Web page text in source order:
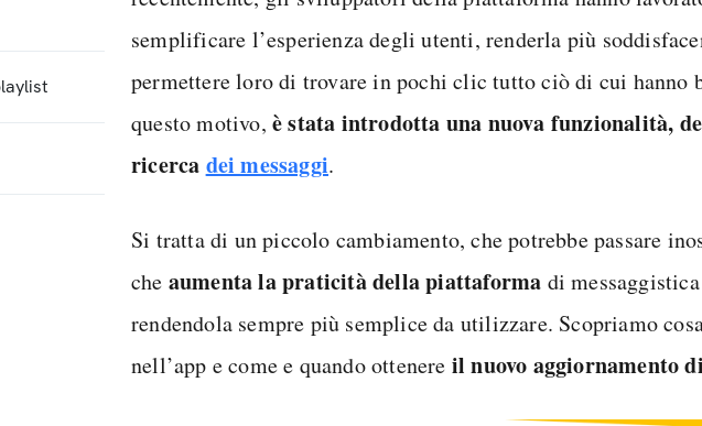
semplificare l’esperienza degli utenti, renderla più
permettere loro di trovare in pochi clic tutto ciò di cui hanno
questo motivo, è stata introdotta una nuova funzionalità,
ricerca dei messaggi.
Si tratta di un piccolo cambiamento, che potrebbe passare
che aumenta la praticità della piattaforma di
rendendola sempre più semplice da utilizzare. Scopriamo
nell’app e come e quando ottenere il nuovo aggiornamento